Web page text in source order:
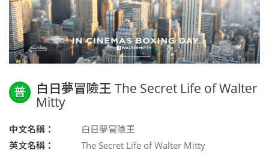
普
白日夢冒險王 The Secret Life of Walter
Mitty
中文名稱：
白日夢冒險王
英文名稱：
The Secret Life of Walter Mitty